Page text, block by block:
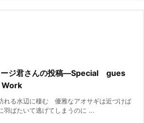
ージ君さんの投稿—Special gues
れる水辺に棲む 優雅なアオサギは近づけば
羽ばたいて逃げてしまうのに ...